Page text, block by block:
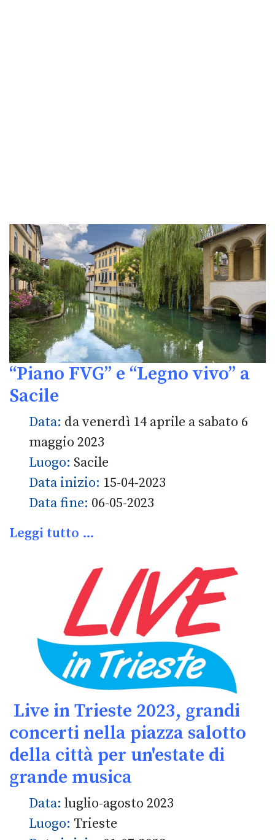
“Piano FVG” e “Legno vivo” a
Sacile
Data: da venerdì 14 aprile a sabato 6
maggio 2023
Luogo: Sacile
Data inizio: 15-04-2023
Data fine: 06-05-2023
Leggi tutto …
Live in Trieste 2023, grandi
concerti nella piazza salotto
della città per un'estate di
grande musica
Data: luglio-agosto 2023
Luogo: Trieste